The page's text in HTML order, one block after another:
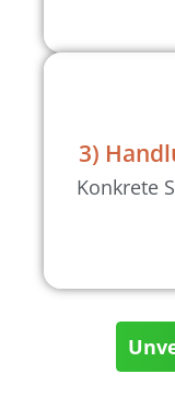
3)
Konkrete